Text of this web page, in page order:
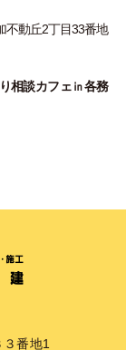
不動丘2丁目33番地
相談カフェ㏌各務
番地1